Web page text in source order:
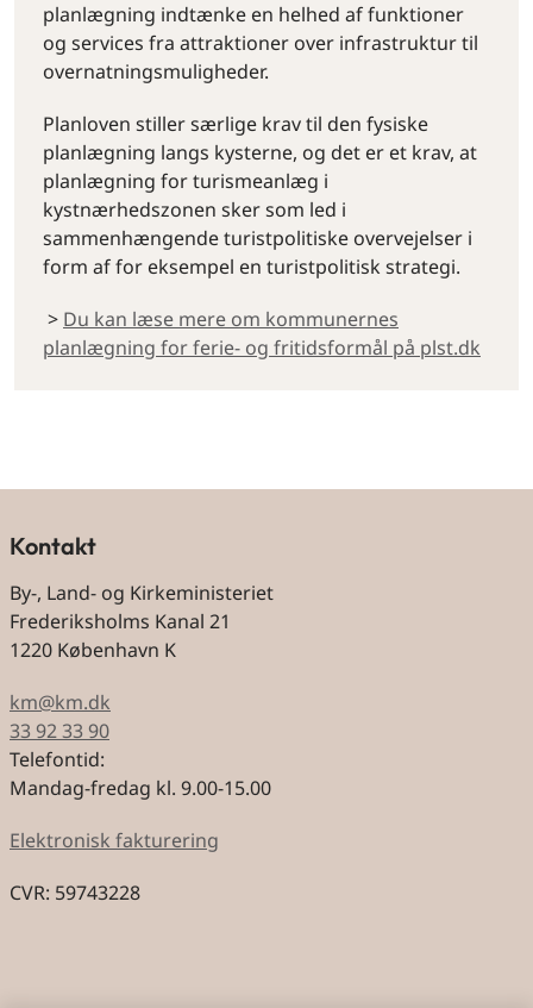
planlægning indtænke en helhed af funktioner
og services fra attraktioner over infrastruktur til
overnatningsmuligheder.
Planloven stiller særlige krav til den fysiske
planlægning langs kysterne, og det er et krav, at
planlægning for turismeanlæg i
kystnærhedszonen sker som led i
sammenhængende turistpolitiske overvejelser i
form af for eksempel en turistpolitisk strategi.
> Du kan læse mere om kommunernes
planlægning for ferie- og fritidsformål på plst.dk
Kontakt
By-, Land- og Kirkeministeriet
Frederiksholms Kanal 21
1220 København K
km@km.dk
33 92 33 90
Telefontid:
Mandag-fredag kl. 9.00-15.00
Elektronisk fakturering
CVR: 59743228